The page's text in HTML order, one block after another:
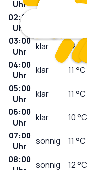
Uhr
02:00
Uhr
03:00
Uhr
klar 12°C
04:00
Uhr
klar 11 °C
05:00
Uhr
klar 11 °C
06:00
Uhr
klar 10°C
07:00
Uhr
sonnig 11 °C
08:00 sonnig 12°C